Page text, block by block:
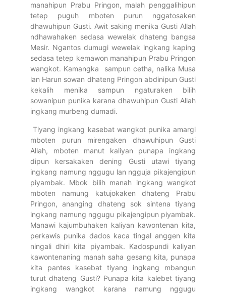
manahipun Prabu Pringon, malah penggalihipun
tetep puguh mboten purun nggatosaken
dhawuhipun Gusti. Awit saking menika Gusti Allah
ndhawahaken sedasa wewelak dhateng bangsa
Mesir. Ngantos dumugi wewelak ingkang kaping
sedasa tetep kemawon manahipun Prabu Pringon
wangkot. Kamangka sampun cetha, nalika Musa
lan Harun sowan dhateng Pringon abdinipun Gusti
kekalih menika sampun ngaturaken bilih
sowanipun punika karana dhawuhipun Gusti Allah
ingkang murbeng dumadi.
Tiyang ingkang kasebat wangkot punika amargi
mboten purun mirengaken dhawuhipun Gusti
Allah, mboten manut kaliyan punapa ingkang
dipun kersakaken dening Gusti utawi tiyang
ingkang namung nggugu lan ngguja pikajengipun
piyambak. Mbok bilih manah ingkang wangkot
mboten namung katujokaken dhateng Prabu
Pringon, ananging dhateng sok sintena tiyang
ingkang namung nggugu pikajengipun piyambak.
Manawi kajumbuhaken kaliyan kawontenan kita,
perkawis punika dados kaca tingal anggen kita
ningali dhiri kita piyambak. Kadospundi kaliyan
kawontenaning manah saha gesang kita, punapa
kita pantes kasebat tiyang ingkang mbangun
turut dhateng Gusti? Punapa kita kalebet tiyang
ingkang wangkot karana namung nggugu